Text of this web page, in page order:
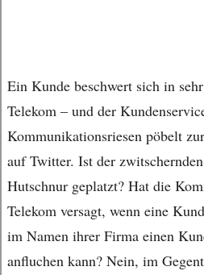
Ein Kunde beschwert sich in
Telekom – und der
Kommunikationsriesen pöbelt
auf Twitter. Ist der
Hutschnur geplatzt? Hat die
Telekom versagt, wenn eine
im Namen ihrer Firma einen
anfluchen kann? Nein, im